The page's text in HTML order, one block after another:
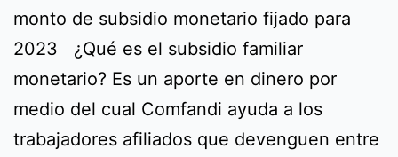
monto de subsidio monetario fijado para
2023 ¿Qué es el subsidio familiar
monetario? Es un aporte en dinero por
medio del cual Comfandi ayuda a los
trabajadores afiliados que devenguen entre